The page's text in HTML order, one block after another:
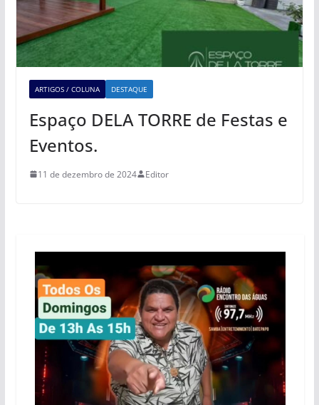
ARTIGOS / COLUNA DESTAQUE
Espaço DELA TORRE de Festas e
Eventos.
11 de dezembro de 2024 Editor